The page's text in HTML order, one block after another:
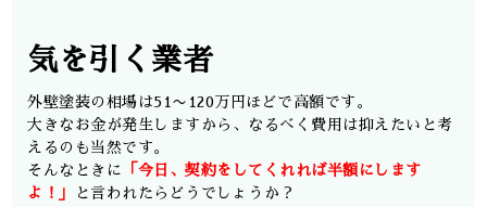
気を引く業者
外壁塗装の相場は51〜120万円ほどで高額です。
大きなお金が発生しますから、なるべく費用は抑えたいと考
えるのも当然です。
そんなときに 「今日、契約をしてくれれば半額にします
よ！」
と言われたらどうでしょうか？